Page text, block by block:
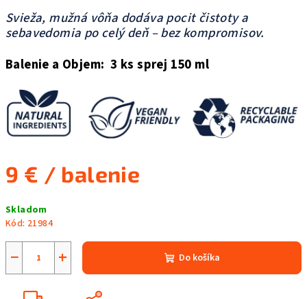
Svieža, mužná vôňa dodáva pocit čistoty a
sebavedomia po celý deň – bez kompromisov.
Balenie a Objem: 3 ks sprej 150 ml
9 € / balenie
cena:
Skladom
Kód: 21984
+
− Do košíka